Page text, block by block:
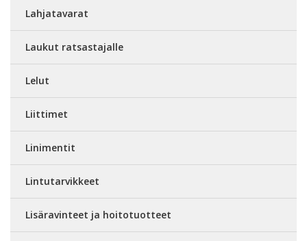
Lahjatavarat
Laukut ratsastajalle
Lelut
Liittimet
Linimentit
Lintutarvikkeet
Lisäravinteet ja hoitotuotteet